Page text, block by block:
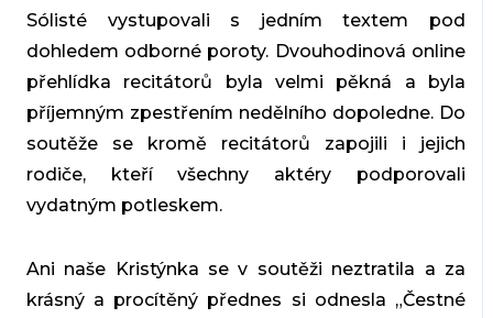
Sólisté vystupovali s jedním textem pod
dohledem odborné poroty. Dvouhodinová online
přehlídka recitátorů byla velmi pěkná a byla
příjemným zpestřením nedělního dopoledne. Do
soutěže se kromě recitátorů zapojili i jejich
rodiče, kteří všechny aktéry podporovali
vydatným potleskem.
Ani naše Kristýnka se v soutěži neztratila a za
krásný a procítěný přednes si odnesla „Čestné